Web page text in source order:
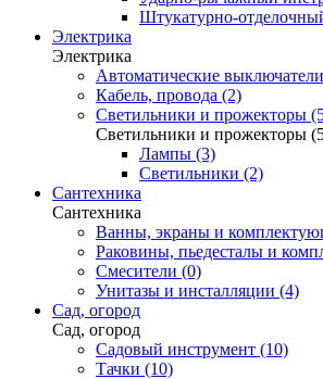
Штукатурно-
Электрика
Электрика
Автоматические
Кабель, провода (2)
Светильники и прожекторы
Светильники и прожекторы
Лампы (3)
Светильники (2)
Сантехника
Сантехника
Ванны, экраны и
Раковины, пьедесталы и
Смесители (0)
Унитазы и инсталляции (4)
Сад, огород
Сад, огород
Садовый инструмент (10)
Тачки (10)